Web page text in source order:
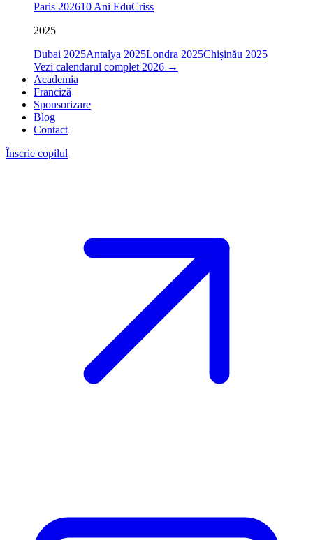
Paris 202610 Ani EduCriss
2025
Dubai 2025Antalya 2025Londra 2025Chișinău 2025
Vezi calendarul complet 2026 →
Academia
Franciză
Sponsorizare
Blog
Contact
Înscrie copilul